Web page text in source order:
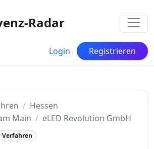
Radar
Login Registrieren
Hessen
Main
eLED Revolution GmbH